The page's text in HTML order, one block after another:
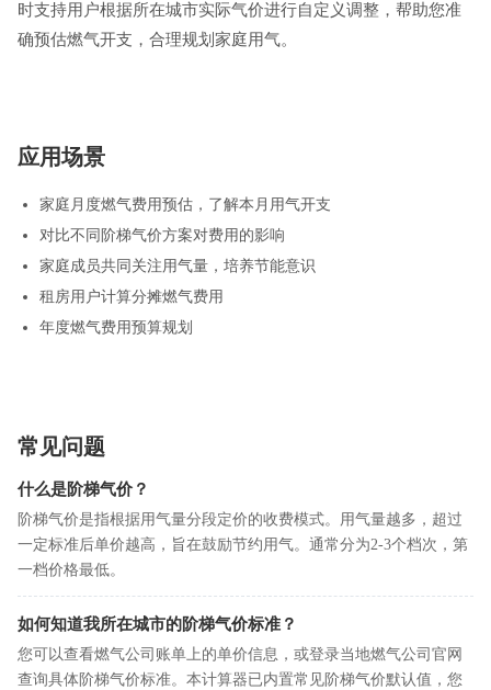
时支持用户根据所在城市实际气价进行自定义调整，帮助您准
确预估燃气开支，合理规划家庭用气。
应用场景
家庭月度燃气费用预估，了解本月用气开支
对比不同阶梯气价方案对费用的影响
家庭成员共同关注用气量，培养节能意识
租房用户计算分摊燃气费用
年度燃气费用预算规划
常见问题
什么是阶梯气价？
阶梯气价是指根据用气量分段定价的收费模式。用气量越多，超过
一定标准后单价越高，旨在鼓励节约用气。通常分为2-3个档次，第
一档价格最低。
如何知道我所在城市的阶梯气价标准？
您可以查看燃气公司账单上的单价信息，或登录当地燃气公司官网
查询具体阶梯气价标准。本计算器已内置常见阶梯气价默认值，您